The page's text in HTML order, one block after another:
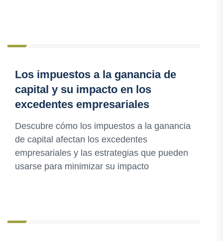
Los impuestos a la ganancia de
capital y su impacto en los
excedentes empresariales
Descubre cómo los impuestos a la ganancia
de capital afectan los excedentes
empresariales y las estrategias que pueden
usarse para minimizar su impacto